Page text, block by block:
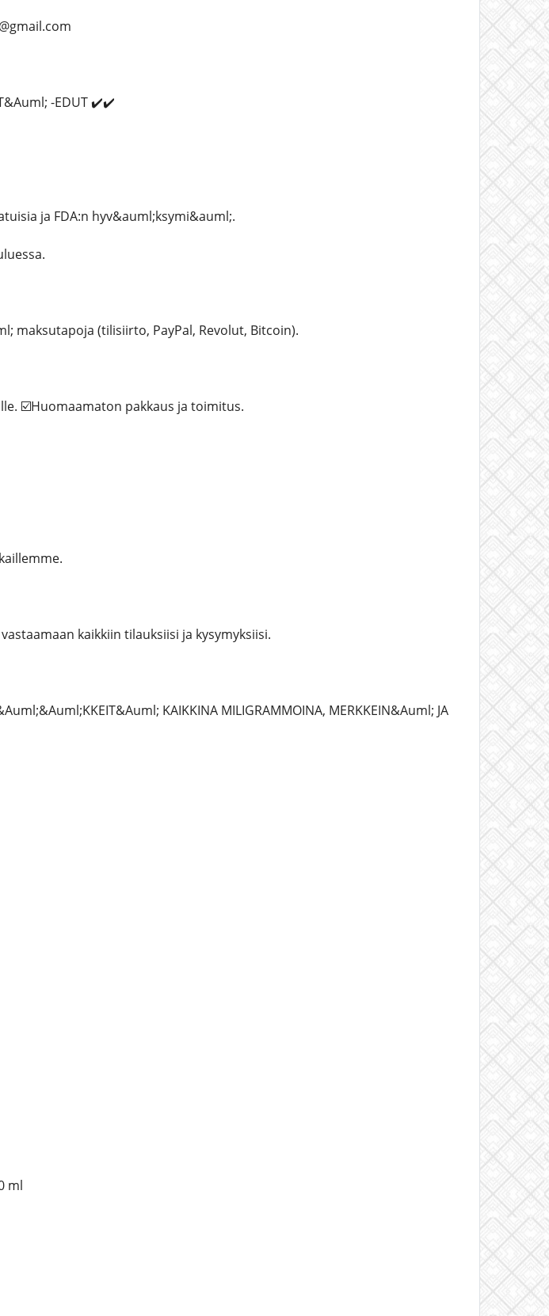
-EDUT ✔️✔️
ja FDA:n hyv&auml;ksymi&auml;.
maksutapoja (tilisiirto, PayPal, Revolut, Bitcoin).
☑️Huomaamaton pakkaus ja toimitus.
kaikkiin tilauksiisi ja kysymyksiisi.
KAIKKINA MILIGRAMMOINA, MERKKEIN&Auml; JA
ml